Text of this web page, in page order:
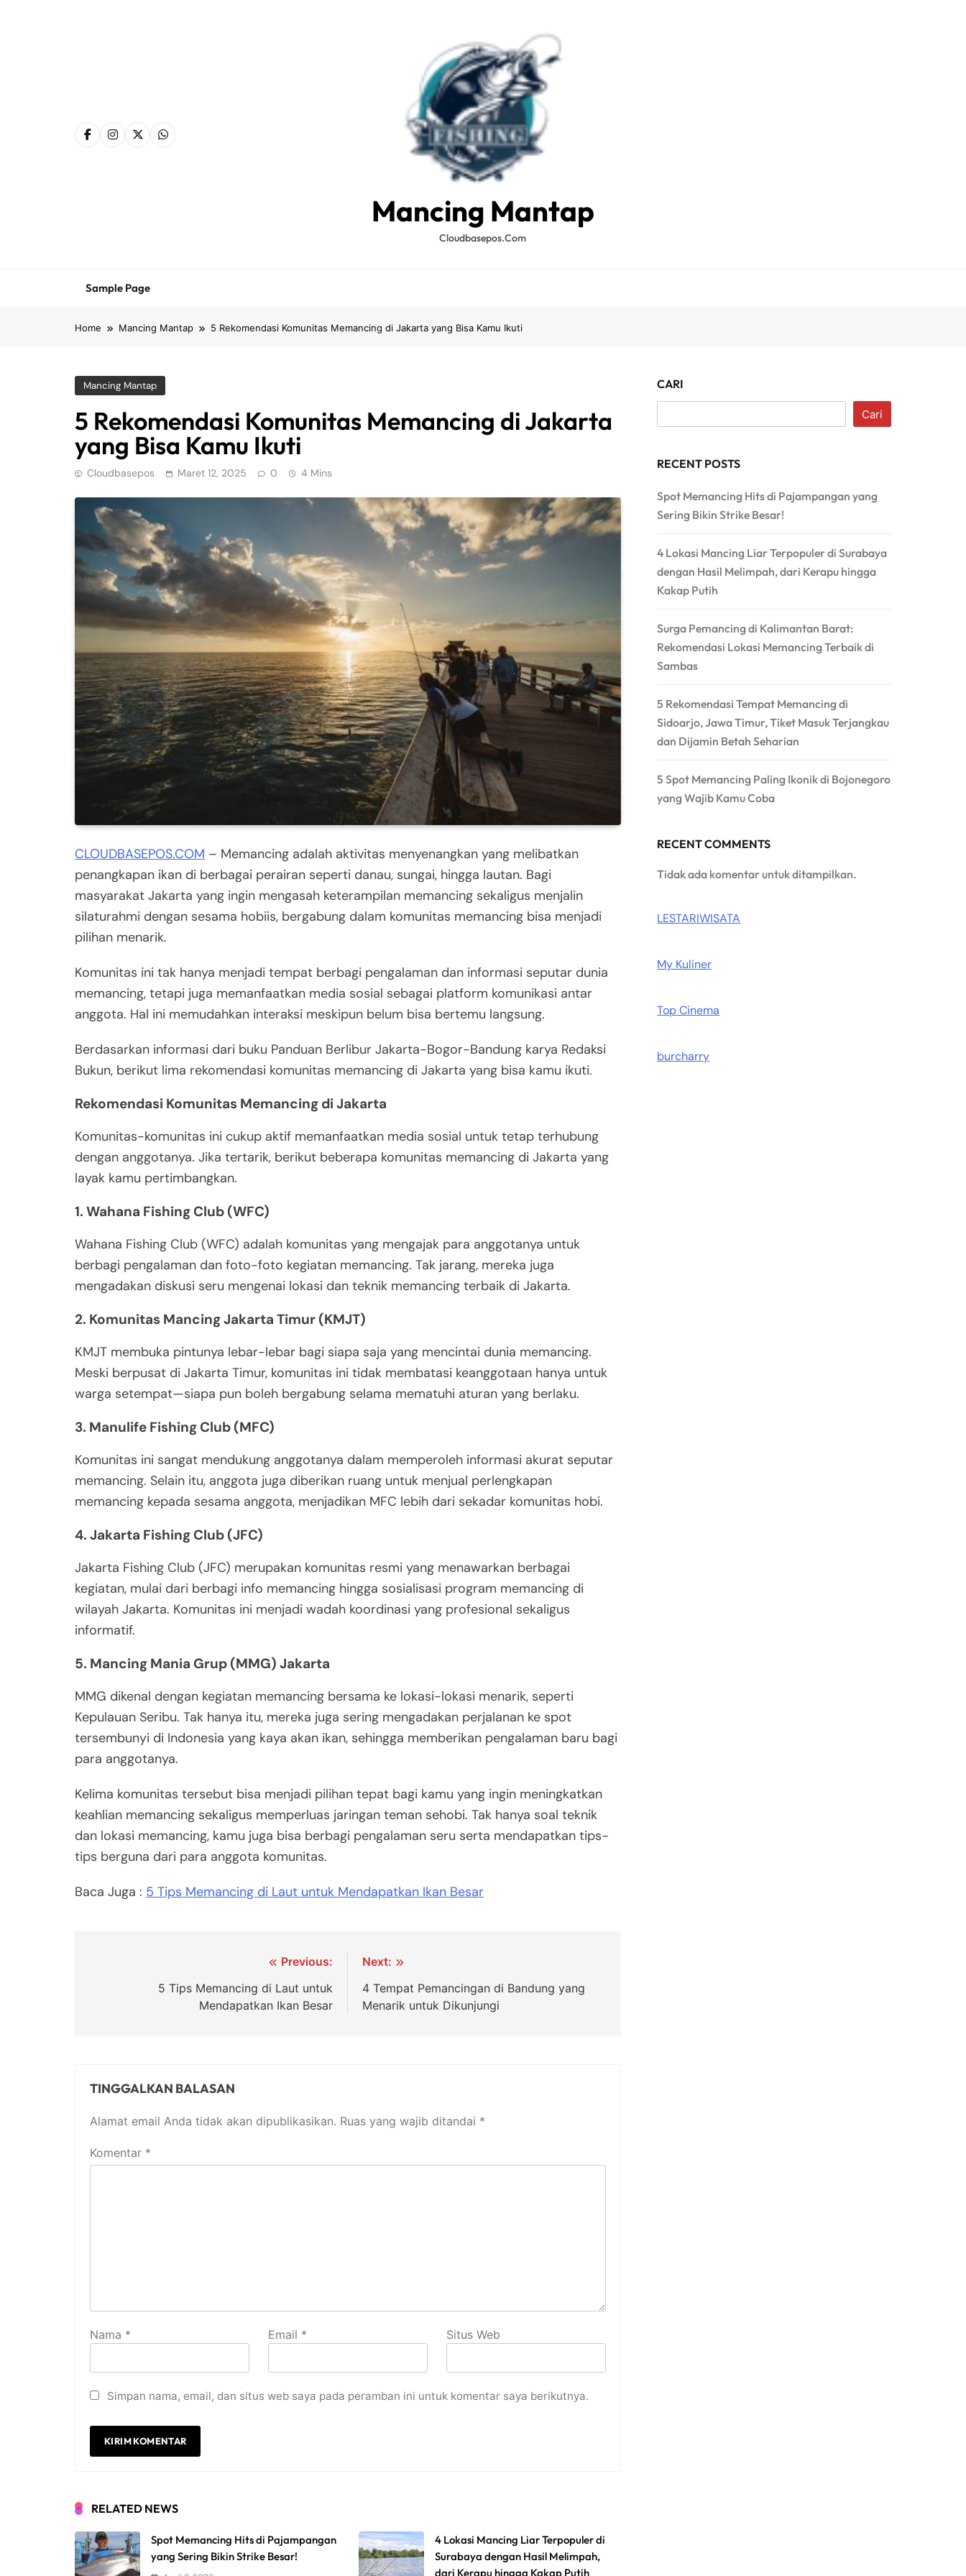
Mancing Mantap
Cloudbasepos.com
Sample Page
Home Mancing Mantap 5 Rekomendasi Komunitas Memancing di Jakarta yang Bisa Kamu Ikuti
Mancing Mantap
5 Rekomendasi Komunitas Memancing di Jakarta
yang Bisa Kamu Ikuti
Cloudbasepos Maret 12, 2025 0 4 Mins
CLOUDBASEPOS.COM – Memancing adalah aktivitas menyenangkan yang melibatkan
penangkapan ikan di berbagai perairan seperti danau, sungai, hingga lautan. Bagi
masyarakat Jakarta yang ingin mengasah keterampilan memancing sekaligus menjalin
silaturahmi dengan sesama hobiis, bergabung dalam komunitas memancing bisa menjadi
pilihan menarik.
Komunitas ini tak hanya menjadi tempat berbagi pengalaman dan informasi seputar dunia
memancing, tetapi juga memanfaatkan media sosial sebagai platform komunikasi antar
anggota. Hal ini memudahkan interaksi meskipun belum bisa bertemu langsung.
Berdasarkan informasi dari buku Panduan Berlibur Jakarta-Bogor-Bandung karya Redaksi
Bukun, berikut lima rekomendasi komunitas memancing di Jakarta yang bisa kamu ikuti.
Rekomendasi Komunitas Memancing di Jakarta
Komunitas-komunitas ini cukup aktif memanfaatkan media sosial untuk tetap terhubung
dengan anggotanya. Jika tertarik, berikut beberapa komunitas memancing di Jakarta yang
layak kamu pertimbangkan.
1. Wahana Fishing Club (WFC)
Wahana Fishing Club (WFC) adalah komunitas yang mengajak para anggotanya untuk
berbagi pengalaman dan foto-foto kegiatan memancing. Tak jarang, mereka juga
mengadakan diskusi seru mengenai lokasi dan teknik memancing terbaik di Jakarta.
2. Komunitas Mancing Jakarta Timur (KMJT)
KMJT membuka pintunya lebar-lebar bagi siapa saja yang mencintai dunia memancing.
Meski berpusat di Jakarta Timur, komunitas ini tidak membatasi keanggotaan hanya untuk
warga setempat—siapa pun boleh bergabung selama mematuhi aturan yang berlaku.
3. Manulife Fishing Club (MFC)
Komunitas ini sangat mendukung anggotanya dalam memperoleh informasi akurat seputar
memancing. Selain itu, anggota juga diberikan ruang untuk menjual perlengkapan
memancing kepada sesama anggota, menjadikan MFC lebih dari sekadar komunitas hobi.
4. Jakarta Fishing Club (JFC)
Jakarta Fishing Club (JFC) merupakan komunitas resmi yang menawarkan berbagai
kegiatan, mulai dari berbagi info memancing hingga sosialisasi program memancing di
wilayah Jakarta. Komunitas ini menjadi wadah koordinasi yang profesional sekaligus
informatif.
5. Mancing Mania Grup (MMG) Jakarta
MMG dikenal dengan kegiatan memancing bersama ke lokasi-lokasi menarik, seperti
Kepulauan Seribu. Tak hanya itu, mereka juga sering mengadakan perjalanan ke spot
tersembunyi di Indonesia yang kaya akan ikan, sehingga memberikan pengalaman baru bagi
para anggotanya.
Kelima komunitas tersebut bisa menjadi pilihan tepat bagi kamu yang ingin meningkatkan
keahlian memancing sekaligus memperluas jaringan teman sehobi. Tak hanya soal teknik
dan lokasi memancing, kamu juga bisa berbagi pengalaman seru serta mendapatkan tips-
tips berguna dari para anggota komunitas.
Baca Juga : 5 Tips Memancing di Laut untuk Mendapatkan Ikan Besar
Previous:
5 Tips Memancing di Laut untuk
Mendapatkan Ikan Besar
Next:
4 Tempat Pemancingan di Bandung yang
Menarik untuk Dikunjungi
TINGGALKAN BALASAN
Alamat email Anda tidak akan dipublikasikan. Ruas yang wajib ditandai *
Komentar *
Nama * Email * Situs Web
Simpan nama, email, dan situs web saya pada peramban ini untuk komentar saya berikutnya.
RELATED NEWS
Spot Memancing Hits di Pajampangan
yang Sering Bikin Strike Besar!
4 Lokasi Mancing Liar Terpopuler di
Surabaya dengan Hasil Melimpah,
dari Kerapu hingga Kakap Putih
CARI
Cari
RECENT POSTS
Spot Memancing Hits di Pajampangan yang
Sering Bikin Strike Besar!
4 Lokasi Mancing Liar Terpopuler di Surabaya
dengan Hasil Melimpah, dari Kerapu hingga
Kakap Putih
Surga Pemancing di Kalimantan Barat:
Rekomendasi Lokasi Memancing Terbaik di
Sambas
5 Rekomendasi Tempat Memancing di
Sidoarjo, Jawa Timur, Tiket Masuk Terjangkau
dan Dijamin Betah Seharian
5 Spot Memancing Paling Ikonik di Bojonegoro
yang Wajib Kamu Coba
RECENT COMMENTS
Tidak ada komentar untuk ditampilkan.
LESTARIWISATA
My Kuliner
Top Cinema
burcharry